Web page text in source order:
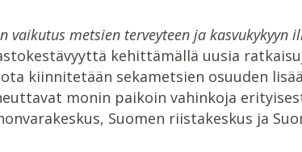
vaikutus metsien terveyteen ja kasvukykyyn
kehittämällä uusia
kiinnitetään sekametsien osuuden
monin paikoin vahinkoja
Suomen riistakeskus ja